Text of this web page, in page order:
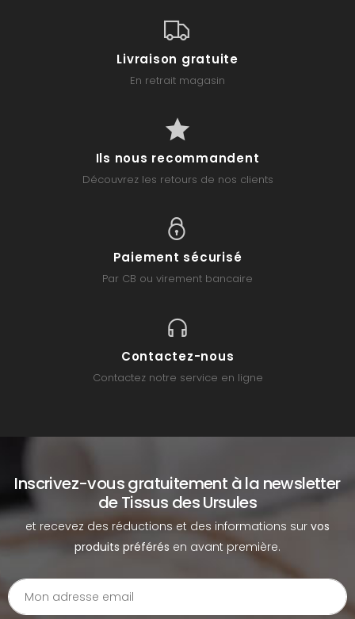
Livraison gratuite
En retrait magasin
Ils nous recommandent
Découvrez les retours de nos clients
Paiement sécurisé
Par CB ou virement bancaire
Contactez-nous
Contactez notre service en ligne
Inscrivez-vous gratuitement à la newsletter
de Tissus des Ursules
et recevez des réductions et des informations sur vos
produits préférés en avant première.